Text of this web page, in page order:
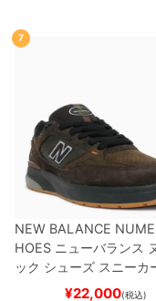
7
NEW BALANCE
HOES ニューバランス
ック シューズ スニーカ
REW REYNOLDS 933
¥22,000(税込)